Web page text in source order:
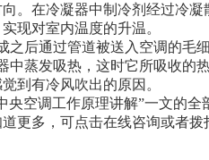
。在冷凝器中制冷剂经过冷
现对室内温度的升温。
之后通过管道被送入空调的毛
中蒸发吸热，这时它所吸收的
到有冷风吹出的原因。
央空调工作原理讲解”一文的
更多，可点击在线咨询或者拨